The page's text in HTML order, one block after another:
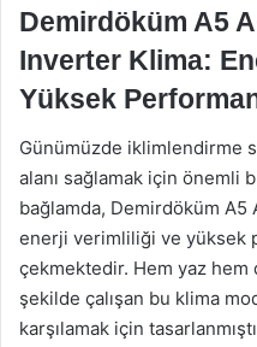
Demirdöküm A5
Inverter Klima:
Yüksek
Günümüzde iklimlendirme
alanı sağlamak için önemli
bağlamda, Demirdöküm
enerji verimliliği ve yüksek
çekmektedir. Hem yaz hem
şekilde çalışan bu klima
karşılamak için